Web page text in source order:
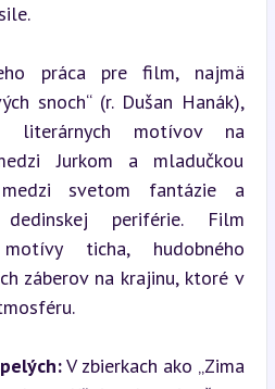
práca pre film, najmä
snoch“ (r. Dušan Hanák),
literárnych motívov na
Jurkom a mladučkou
svetom fantázie a
periférie. Film
ticha, hudobného
záberov na krajinu, ktoré v
V zbierkach ako „Zima